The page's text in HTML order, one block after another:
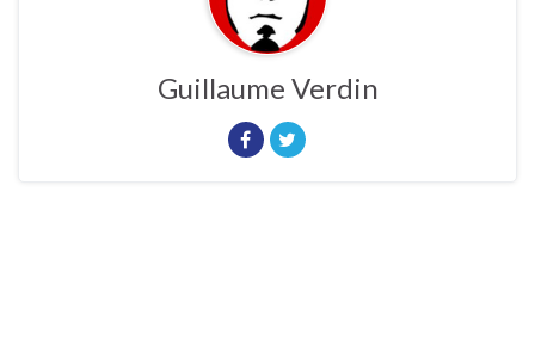
Guillaume Verdin